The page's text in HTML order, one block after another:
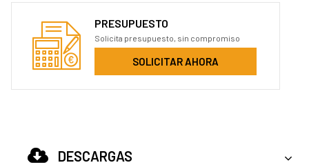
PRESUPUESTO
Solicita presupuesto, sin compromiso
SOLICITAR AHORA
DESCARGAS